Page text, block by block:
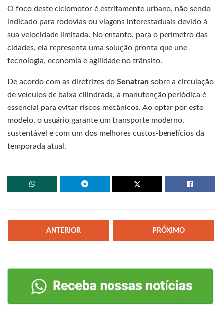
O foco deste ciclomotor é estritamente urbano, não sendo
indicado para rodovias ou viagens interestaduais devido à
sua velocidade limitada. No entanto, para o perímetro das
cidades, ela representa uma solução pronta que une
tecnologia, economia e agilidade no trânsito.
De acordo com as diretrizes do Senatran sobre a circulação
de veículos de baixa cilindrada, a manutenção periódica é
essencial para evitar riscos mecânicos. Ao optar por este
modelo, o usuário garante um transporte moderno,
sustentável e com um dos melhores custos-benefícios da
temporada atual.
ANTERIOR PRÓXIMO